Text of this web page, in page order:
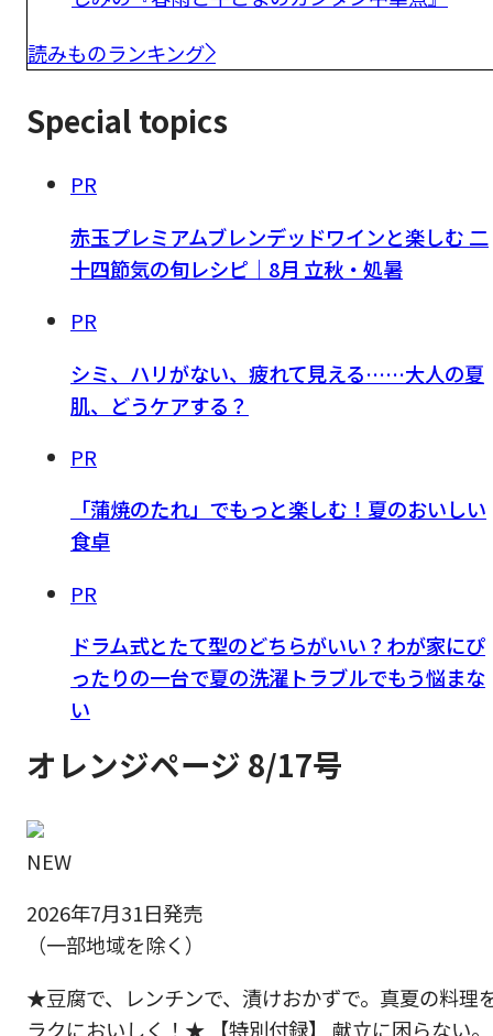
読みものランキング
Special topics
PR
赤玉プレミアムブレンデッドワインと楽しむ 二
十四節気の旬レシピ｜8月 立秋・処暑
PR
シミ、ハリがない、疲れて見える……大人の夏
肌、どうケアする？
PR
「蒲焼のたれ」でもっと楽しむ！夏のおいしい
食卓
PR
ドラム式とたて型のどちらがいい？わが家にぴ
ったりの一台で夏の洗濯トラブルでもう悩まな
い
オレンジページ 8/17号
NEW
2026年7月31日発売
（一部地域を除く）
★豆腐で、レンチンで、漬けおかずで。真夏の料理
ラクにおいしく！★ 【特別付録】 献立に困らない。